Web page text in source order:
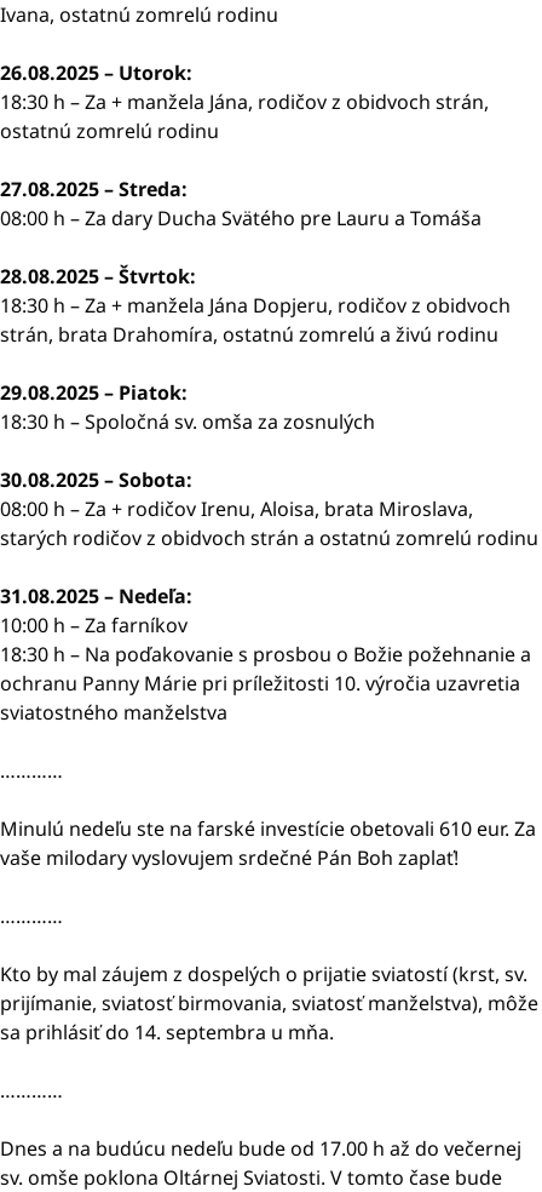
Ivana, ostatnú zomrelú rodinu
26.08.2025 – Utorok:
18:30 h – Za + manžela Jána, rodičov z obidvoch strán,
ostatnú zomrelú rodinu
27.08.2025 – Streda:
08:00 h – Za dary Ducha Svätého pre Lauru a Tomáša
28.08.2025 – Štvrtok:
18:30 h – Za + manžela Jána Dopjeru, rodičov z obidvoch
strán, brata Drahomíra, ostatnú zomrelú a živú rodinu
29.08.2025 – Piatok:
18:30 h – Spoločná sv. omša za zosnulých
30.08.2025 – Sobota:
08:00 h – Za + rodičov Irenu, Aloisa, brata Miroslava,
starých rodičov z obidvoch strán a ostatnú zomrelú rodinu
31.08.2025 – Nedeľa:
10:00 h – Za farníkov
18:30 h – Na poďakovanie s prosbou o Božie požehnanie a
ochranu Panny Márie pri príležitosti 10. výročia uzavretia
sviatostného manželstva
…………
Minulú nedeľu ste na farské investície obetovali 610 eur. Za
vaše milodary vyslovujem srdečné Pán Boh zaplať!
…………
Kto by mal záujem z dospelých o prijatie sviatostí (krst, sv.
prijímanie, sviatosť birmovania, sviatosť manželstva), môže
sa prihlásiť do 14. septembra u mňa.
…………
Dnes a na budúcu nedeľu bude od 17.00 h až do večernej
sv. omše poklona Oltárnej Sviatosti. V tomto čase bude